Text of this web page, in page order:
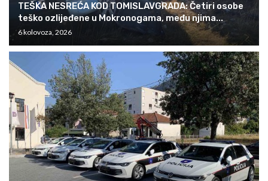
TEŠKA NESREĆA KOD TOMISLAVGRADA: Četiri osobe
teško ozlijeđene u Mokronogama, među njima...
6 kolovoza, 2026